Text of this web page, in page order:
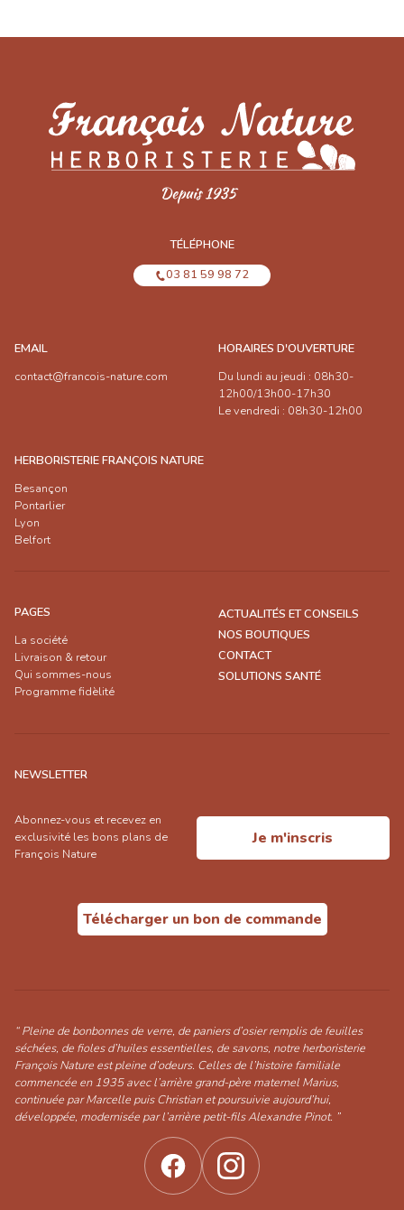
TÉLÉPHONE
03 81 59 98 72
EMAIL
contact@francois-nature.com
HORAIRES D'OUVERTURE
Du lundi au jeudi : 08h30-
12h00/13h00-17h30
Le vendredi : 08h30-12h00
HERBORISTERIE FRANÇOIS NATURE
Besançon
Pontarlier
Lyon
Belfort
PAGES
La société
Livraison & retour
Qui sommes-nous
Programme fidèlité
ACTUALITÉS ET CONSEILS
NOS BOUTIQUES
CONTACT
SOLUTIONS SANTÉ
NEWSLETTER
Abonnez-vous et recevez en
exclusivité les bons plans de
François Nature
Je m'inscris
Télécharger un bon de commande
“ Pleine de bonbonnes de verre, de paniers d’osier remplis de feuilles
séchées, de fioles d’huiles essentielles, de savons, notre herboristerie
François Nature est pleine d’odeurs. Celles de l’histoire familiale
commencée en 1935 avec l’arrière grand-père maternel Marius,
continuée par Marcelle puis Christian et poursuivie aujourd’hui,
développée, modernisée par l’arrière petit-fils Alexandre Pinot. ”